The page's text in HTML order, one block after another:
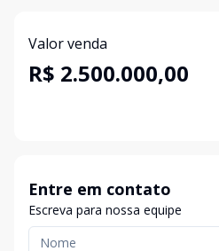
Valor venda
R$ 2.500.000,00
Entre em contato
Escreva para nossa equipe